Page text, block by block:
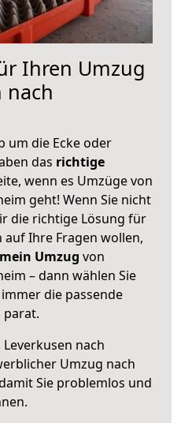
Ihren Umzug
nach
um die Ecke oder
das richtige
wenn es Umzüge von
geht! Wenn Sie nicht
die richtige Lösung für
auf Ihre Fragen wollen,
Umzug von
– dann wählen Sie
die passende
parat.
Leverkusen nach
Umzug nach
Sie problemlos und